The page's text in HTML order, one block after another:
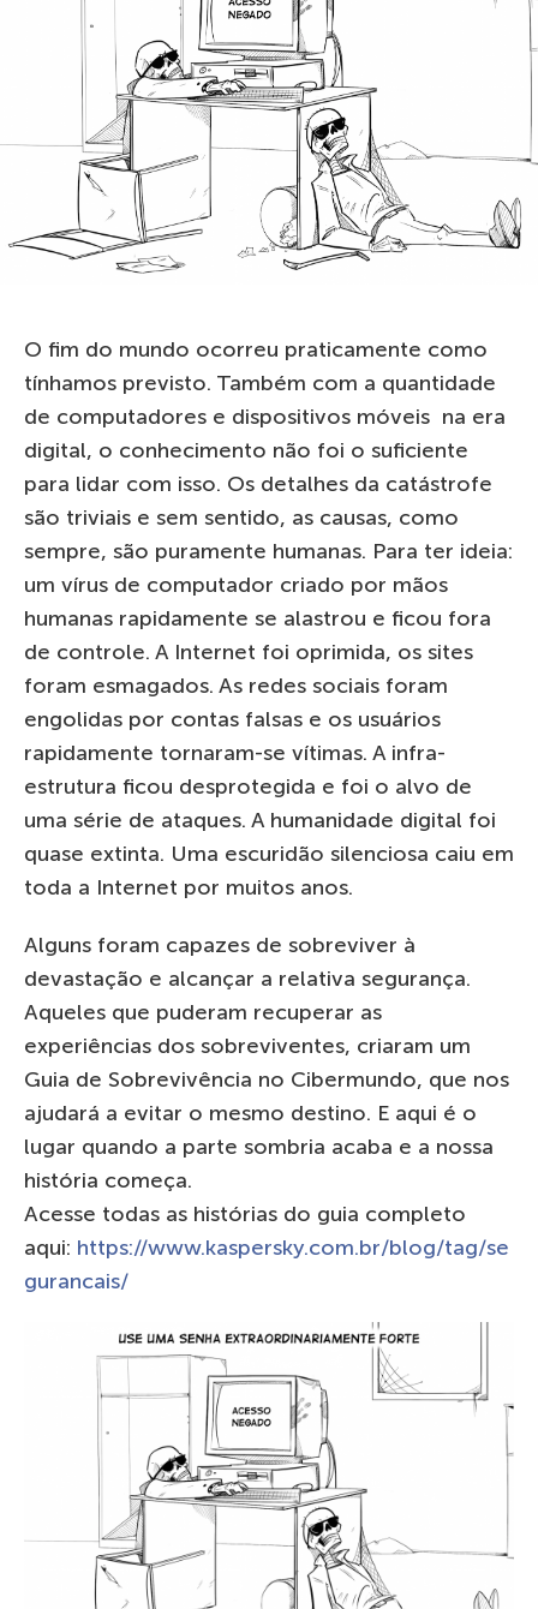
O fim do mundo ocorreu praticamente como
tínhamos previsto. Também com a quantidade
de computadores e dispositivos móveis na era
digital, o conhecimento não foi o suficiente
para lidar com isso. Os detalhes da catástrofe
são triviais e sem sentido, as causas, como
sempre, são puramente humanas. Para ter ideia:
um vírus de computador criado por mãos
humanas rapidamente se alastrou e ficou fora
de controle. A Internet foi oprimida, os sites
foram esmagados. As redes sociais foram
engolidas por contas falsas e os usuários
rapidamente tornaram-se vítimas. A infra-
estrutura ficou desprotegida e foi o alvo de
uma série de ataques. A humanidade digital foi
quase extinta. Uma escuridão silenciosa caiu em
toda a Internet por muitos anos.
Alguns foram capazes de sobreviver à
devastação e alcançar a relativa segurança.
Aqueles que puderam recuperar as
experiências dos sobreviventes, criaram um
Guia de Sobrevivência no Сibermundo, que nos
ajudará a evitar o mesmo destino. E aqui é o
lugar quando a parte sombria acaba e a nossa
história começa.
Acesse todas as histórias do guia completo
aqui: https://www.kaspersky.com.br/blog/tag/se
gurancais/